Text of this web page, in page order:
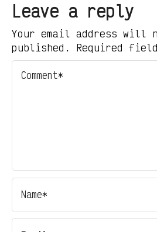
Leave a reply
Your email address will
published. Required